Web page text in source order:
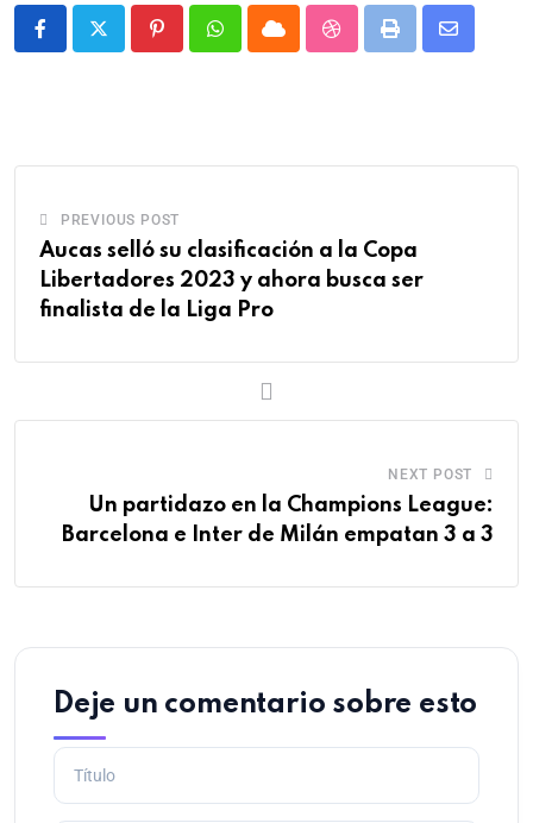
PREVIOUS POST
Aucas selló su clasificación a la Copa
Libertadores 2023 y ahora busca ser
finalista de la Liga Pro
NEXT POST
Un partidazo en la Champions League:
Barcelona e Inter de Milán empatan 3 a 3
Deje un comentario sobre esto